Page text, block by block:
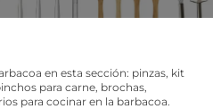
en esta sección: pinzas, kit
para carne, brochas,
para cocinar en la barbacoa.